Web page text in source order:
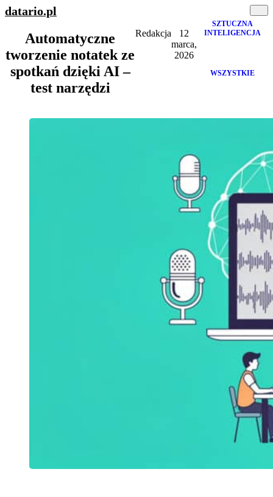
datario.pl
Automatyczne
tworzenie notatek ze
spotkań dzięki AI –
test narzędzi
Redakcja
12
marca,
2026
SZTUCZNA
INTELIGENCJA
WSZYSTKIE